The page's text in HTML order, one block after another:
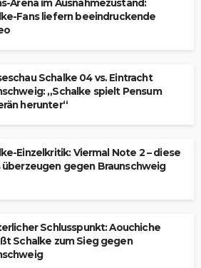
Arena im Ausnahmezustand:
Fans liefern beeindruckende
Schalke 04 vs. Eintracht
„Schalke spielt Pensum
herunter“
Einzelkritik: Viermal Note 2 – diese
überzeugen gegen Braunschweig
Schlusspunkt: Aouchiche
Schalke zum Sieg gegen